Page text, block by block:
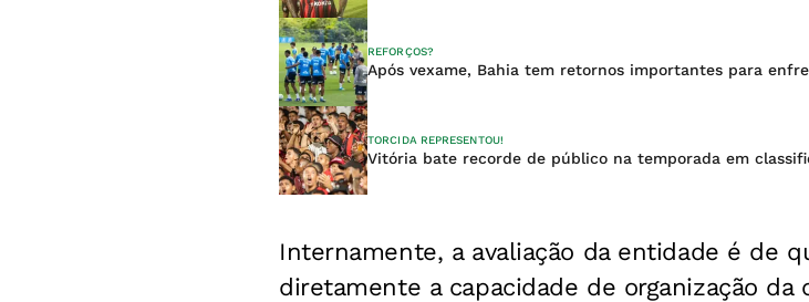
REFORÇOS?
Após vexame, Bahia tem retornos importantes para
TORCIDA REPRESENTOU!
Vitória bate recorde de público na temporada em
Internamente, a avaliação da entidade é de
diretamente a capacidade de organização da